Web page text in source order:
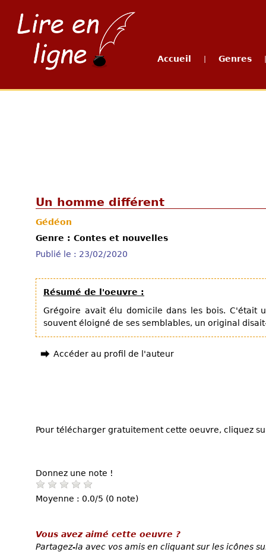
Accueil Genres
Un homme différent
Gédéon
Genre : Contes et nouvelles
Publié le : 23/02/2020
Résumé de l'oeuvre :
Grégoire avait élu domicile dans les bois. C'était
souvent éloigné de ses semblables, un original
Accéder au profil de l'auteur
Pour télécharger gratuitement cette oeuvre, cliquez
Donnez une note !
Moyenne : 0.0/5 (0 note)
Vous avez aimé cette oeuvre ?
Partagez-la avec vos amis en cliquant sur les icônes